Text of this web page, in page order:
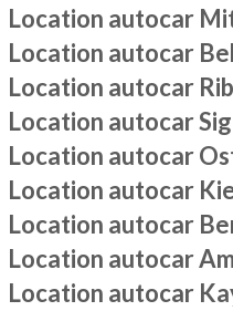
Location autocar
Location autocar
Location autocar
Location autocar
Location autocar
Location autocar
Location autocar
Location autocar
Location autocar